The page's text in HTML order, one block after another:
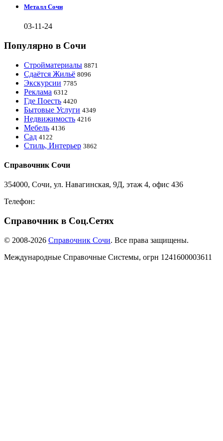
Металл Сочи
03-11-24
Популярно в Сочи
Стройматериалы 8871
Сдаётся Жильё 8096
Экскурсии 7785
Реклама 6312
Где Поесть 4420
Бытовые Услуги 4349
Недвижимость 4216
Мебель 4136
Сад 4122
Стиль, Интерьер 3862
Справочник Сочи
354000, Сочи, ул. Навагинская, 9Д, этаж 4, офис 436
Телефон:
Справочник в Соц.Сетях
© 2008-2026 Справочник Сочи. Все права защищены.
Международные Справочные Системы, огрн 1241600003611